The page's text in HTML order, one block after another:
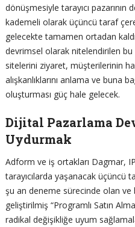
dönüşmesiyle tarayıcı
kademeli olarak üçüncü taraf
gelecekte tamamen ortadan
devrimsel olarak nitelendirilen bu
sitelerini ziyaret, müşterilerinin
alışkanlıklarını anlama ve buna
oluşturması güç hale gelecek.
Dijital Pazarlama
Uydurmak
Adform ve iş ortakları Dagmar,
tarayıcılarda yaşanacak üçüncü
şu an deneme sürecinde olan ve
geliştirilmiş “Programlı Satın
radikal değişikliğe uyum